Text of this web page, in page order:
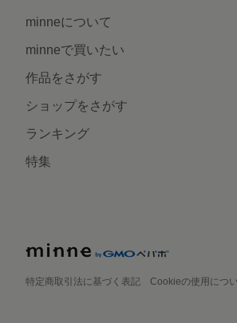
minneについて
minneで買いたい
作品をさがす
ショップをさがす
ランキング
特集
特定商取引法に基づく表記 Cookieの使用につ